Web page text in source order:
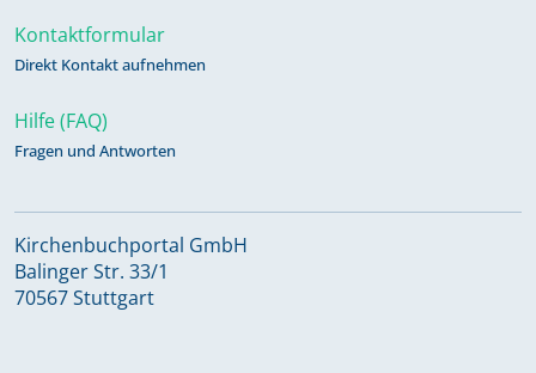
Kontaktformular
Direkt Kontakt aufnehmen
Hilfe (FAQ)
Fragen und Antworten
Kirchenbuchportal GmbH
Balinger Str. 33/1
70567 Stuttgart